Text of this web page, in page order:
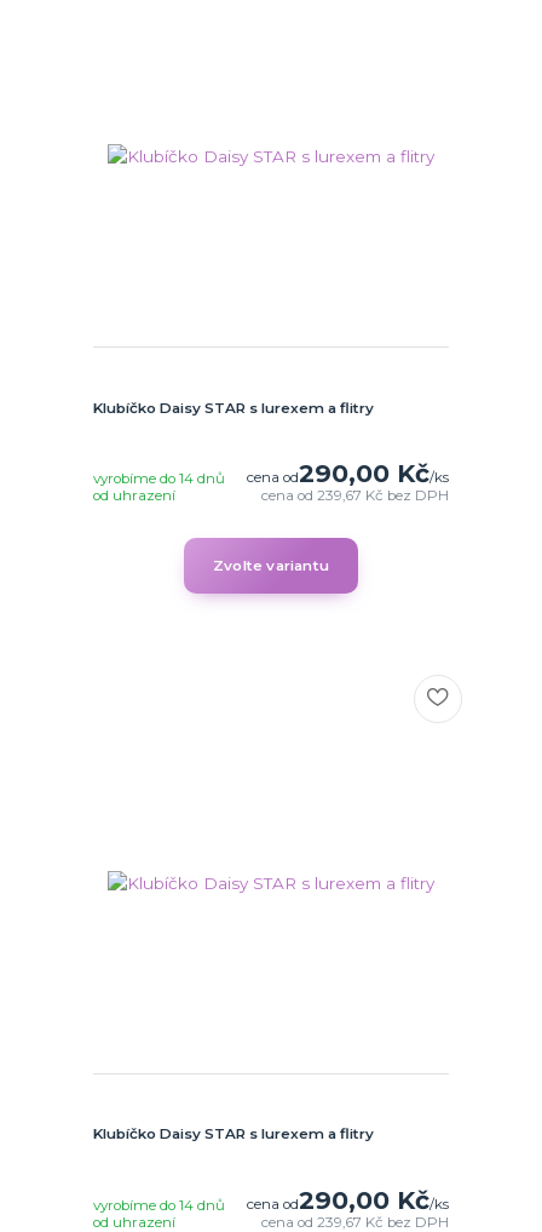
Klubíčko Daisy STAR s lurexem a flitry
cena od290,00 Kč/ks
cena od239,67 Kč bez DPH
vyrobíme do 14 dnů
od uhrazení
Zvolte variantu
Klubíčko Daisy STAR s lurexem a flitry
cena od290,00 Kč/ks
cena od239,67 Kč bez DPH
vyrobíme do 14 dnů
od uhrazení